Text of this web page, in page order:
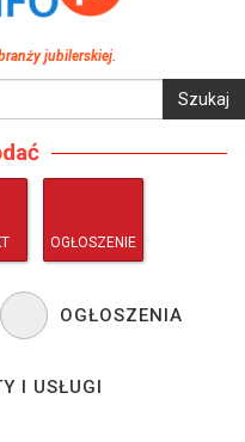
jubilerskiej.
OGŁOSZENIE
OGŁOSZENIA
I USŁUGI